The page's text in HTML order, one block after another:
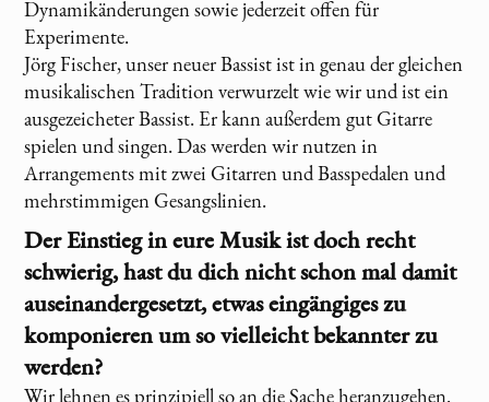
Dynamikänderungen sowie jederzeit offen für
Experimente.
Jörg Fischer, unser neuer Bassist ist in genau der gleichen
musikalischen Tradition verwurzelt wie wir und ist ein
ausgezeicheter Bassist. Er kann außerdem gut Gitarre
spielen und singen. Das werden wir nutzen in
Arrangements mit zwei Gitarren und Basspedalen und
mehrstimmigen Gesangslinien.
Der Einstieg in eure Musik ist doch recht
schwierig, hast du dich nicht schon mal damit
auseinandergesetzt, etwas eingängiges zu
komponieren um so vielleicht bekannter zu
werden?
Wir lehnen es prinzipiell so an die Sache heranzugehen.